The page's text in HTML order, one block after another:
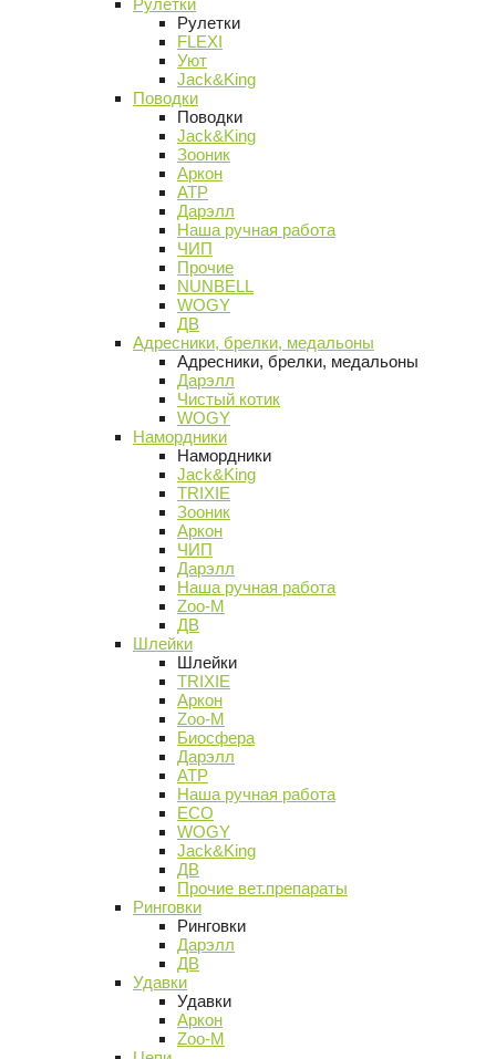
Рулетки
Рулетки
FLEXI
Уют
Jack&King
Поводки
Поводки
Jack&King
Зооник
Аркон
АТР
Дарэлл
Наша ручная работа
ЧИП
Прочие
NUNBELL
WOGY
ДВ
Адресники, брелки, медальоны
Адресники, брелки, медальоны
Дарэлл
Чистый котик
WOGY
Намордники
Намордники
Jack&King
TRIXIE
Зооник
Аркон
ЧИП
Дарэлл
Наша ручная работа
Zoo-M
ДВ
Шлейки
Шлейки
TRIXIE
Аркон
Zoo-M
Биосфера
Дарэлл
АТР
Наша ручная работа
ECO
WOGY
Jack&King
ДВ
Прочие вет.препараты
Ринговки
Ринговки
Дарэлл
ДВ
Удавки
Удавки
Аркон
Zoo-M